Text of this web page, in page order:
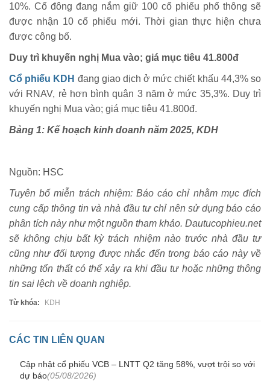
10%. Cổ đông đang nắm giữ 100 cổ phiếu phổ thông sẽ
được nhận 10 cổ phiếu mới. Thời gian thực hiện chưa
được công bố.
Duy trì khuyến nghị Mua vào; giá mục tiêu 41.800đ
Cổ phiếu KDH đang giao dịch ở mức chiết khấu 44,3% so
với RNAV, rẻ hơn bình quân 3 năm ở mức 35,3%. Duy trì
khuyến nghị Mua vào; giá mục tiêu 41.800đ.
Bảng 1: Kế hoạch kinh doanh năm 2025, KDH
Nguồn: HSC
Tuyên bố miễn trách nhiệm: Báo cáo chỉ nhằm mục đích
cung cấp thông tin và nhà đầu tư chỉ nên sử dụng báo cáo
phân tích này như một nguồn tham khảo. Dautucophieu.net
sẽ không chịu bất kỳ trách nhiệm nào trước nhà đầu tư
cũng như đối tượng được nhắc đến trong báo cáo này về
những tổn thất có thể xảy ra khi đầu tư hoặc những thông
tin sai lệch về doanh nghiệp.
Từ khóa: KDH
CÁC TIN LIÊN QUAN
Cập nhật cổ phiếu VCB – LNTT Q2 tăng 58%, vượt trội so với
dự báo(05/08/2026)